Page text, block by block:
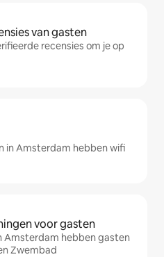
van gasten
recensies om je op
in Amsterdam hebben wifi
voor gasten
Amsterdam hebben gasten
Zwembad